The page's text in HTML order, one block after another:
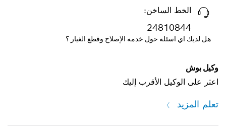
الخط الساخن:
24810844
هل لديك اي اسئله حول خدمه الإصلاح وقطع الغيار ؟
وكيل بوش
اعثر على الوكيل الأقرب إليك
تعلم المزيد